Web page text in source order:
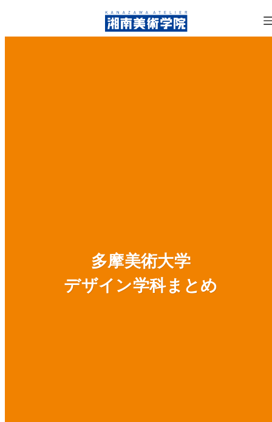
多摩美術大学
デザイン学科まとめ